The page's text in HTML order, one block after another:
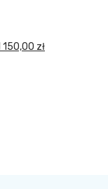
150,00 zł